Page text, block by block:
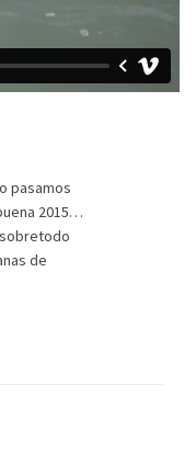
pasamos
2015…
de